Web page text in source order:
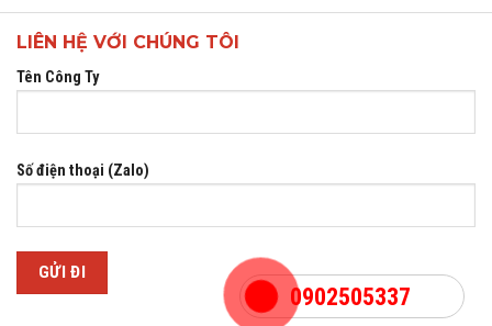
0902505337
LIÊN HỆ VỚI CHÚNG TÔI
Tên Công Ty
Số điện thoại (Zalo)